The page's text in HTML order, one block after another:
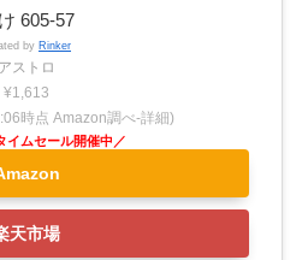
605-57
by Rinker
アストロ
¥1,613
時点 Amazon調べ-詳細)
天市場